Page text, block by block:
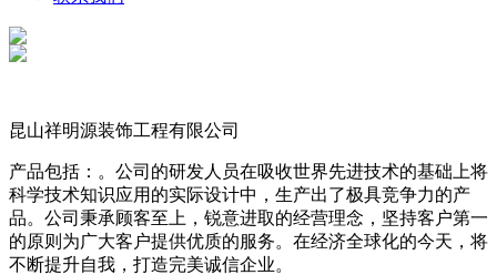
昆山祥明源装饰工程有限公司
产品包括：。公司的研发人员在吸收世界先进技术的基础上将
科学技术知识应用的实际设计中，生产出了极具竞争力的产
品。公司秉承顾客至上，锐意进取的经营理念，坚持客户第一
的原则为广大客户提供优质的服务。在经济全球化的今天，将
不断提升自我，打造完美诚信企业。